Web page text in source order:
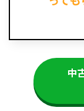
中